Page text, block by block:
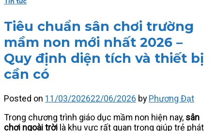
Tiêu chuẩn sân chơi trường
mầm non mới nhất 2026 –
Quy định diện tích và thiết bị
cần có
Posted on 11/03/202622/06/2026 by Phương Đạt
Trong chương trình giáo dục mầm non hiện nay, sân
chơi ngoài trời là khu vực rất quan trọng giúp trẻ phát